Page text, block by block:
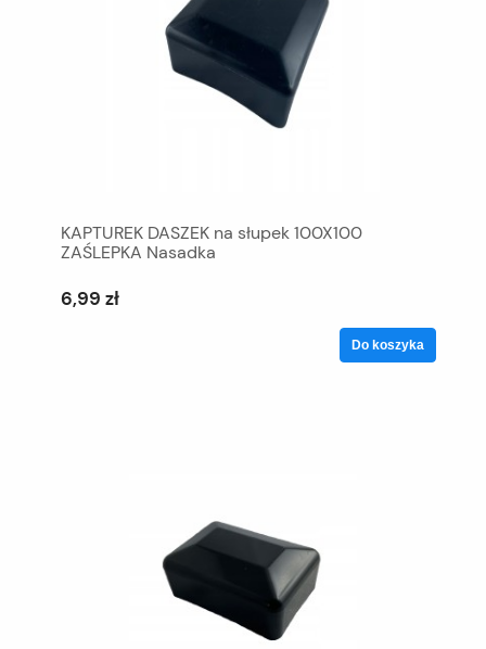
KAPTUREK DASZEK na słupek 100X100
ZAŚLEPKA Nasadka
6,99 zł
Do koszyka